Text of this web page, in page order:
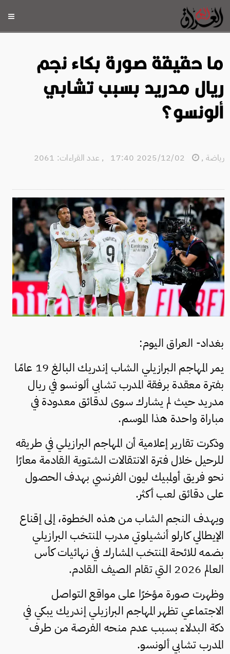
ما حقيقة صورة بكاء نجم
ريال مدريد بسبب تشابي
ألونسو؟
رياضة ,
, عدد القراءات: 2061
بغداد- العراق اليوم:
يمر المهاجم البرازيلي الشاب إندريك البالغ 19 عامًا
بفترة معقدة برفقة المدرب تشابي ألونسو في ريال
مدريد حيث لم يشارك سوى لدقائق معدودة في
مباراة واحدة هذا الموسم.
وذكرت تقارير إعلامية أن المهاجم البرازيلي في طريقه
للرحيل خلال فترة الانتقالات الشتوية القادمة معارًا
نحو فريق أولمبيك ليون الفرنسي بهدف الحصول
على دقائق لعب أكثر.
ويهدف النجم الشاب من هذه الخطوة، إلى إقناع
الإيطالي كارلو أنشيلوتي مدرب المنتخب البرازيلي
بضمه للائحة المنتخب المشارك في نهائيات كأس
العالم 2026 التي تقام الصيف القادم.
وظهرت صورة مؤخرًا على مواقع التواصل
الاجتماعي تظهر المهاجم البرازيلي إندريك يبكي في
دكة البدلاء بسبب عدم منحه الفرصة من طرف
المدرب تشابي ألونسو.